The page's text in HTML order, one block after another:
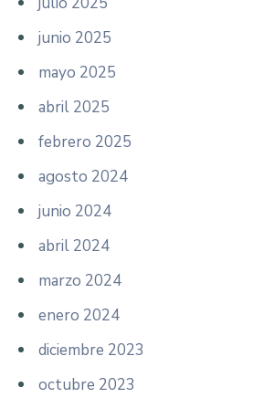
junio 2025
mayo 2025
abril 2025
febrero 2025
agosto 2024
junio 2024
abril 2024
marzo 2024
enero 2024
diciembre 2023
octubre 2023